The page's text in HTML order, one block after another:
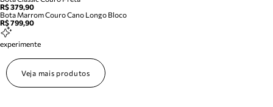
R$ 379,90
Bota Marrom Couro Cano Longo Bloco
R$ 799,90
experimente
Veja mais produtos